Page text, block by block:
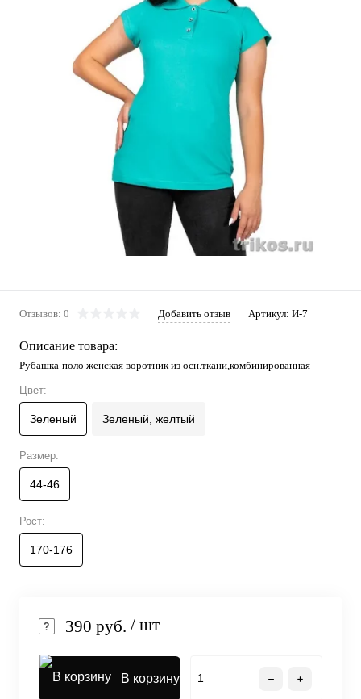
Отзывов: 0 Добавить отзыв Артикул: И-7
Описание товара:
Рубашка-поло женская воротник из осн.ткани,комбинированная
Цвет:
Зеленый Зеленый, желтый
Размер:
44-46
Рост:
170-176
390 руб. / шт
В корзину